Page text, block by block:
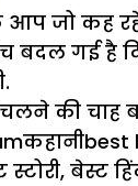
जो कह रहे
बदल गई
की चाह
Categories
कहानीTags
best
स्टोरी, बेस्ट